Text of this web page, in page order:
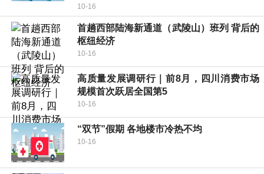
10-16
首趟西部陆海新通道（武陵山）班列 背后的
枢纽经济
10-16
高质量发展调研行｜前8月，四川消费市场
规模首次跃居全国第5
10-16
“双节”假期 各地楼市冷热不均
10-16